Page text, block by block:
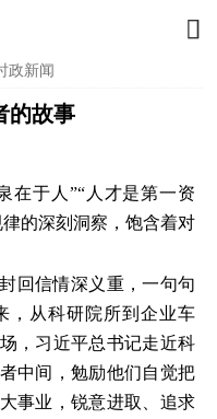

政新闻
的故事
在于人”“人才是第一资
的深刻洞察，饱含着对
回信情深义重，一句句
，从科研院所到企业车
，习近平总书记走近科
中间，勉励他们自觉把
事业，锐意进取、追求